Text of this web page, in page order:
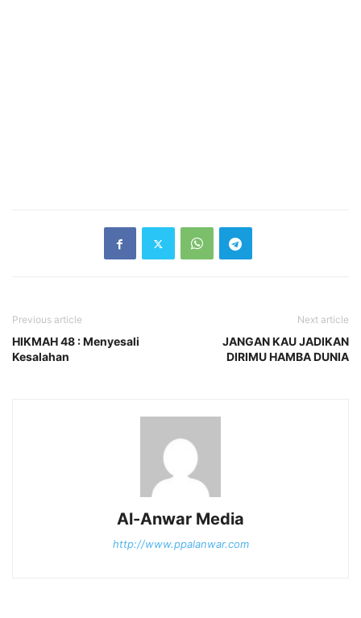
Previous article
HIKMAH 48 : Menyesali
Kesalahan
Next article
JANGAN KAU JADIKAN
DIRIMU HAMBA DUNIA
Al-Anwar Media
http://www.ppalanwar.com